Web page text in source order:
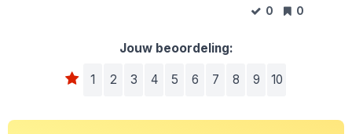
0 0
Jouw beoordeling:
1 2 3 4 5 6 7 8 9 10